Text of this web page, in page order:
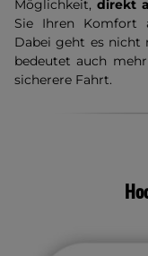
Möglichkeit, direkt
Sie Ihren Komfort
Dabei geht es nicht
bedeutet auch
sicherere Fahrt.